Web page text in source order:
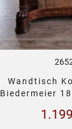
Wandtisch
Biedermeier